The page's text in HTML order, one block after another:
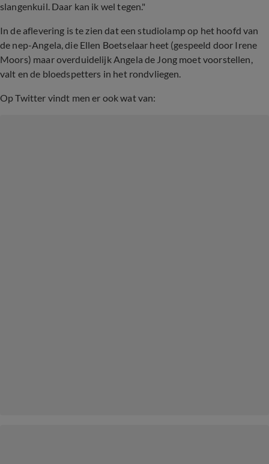
slangenkuil. Daar kan ik wel tegen."
In de aflevering is te zien dat een studiolamp op het hoofd van
de nep-Angela, die Ellen Boetselaar heet (gespeeld door Irene
Moors) maar overduidelijk Angela de Jong moet voorstellen,
valt en de bloedspetters in het rondvliegen.
Op Twitter vindt men er ook wat van: